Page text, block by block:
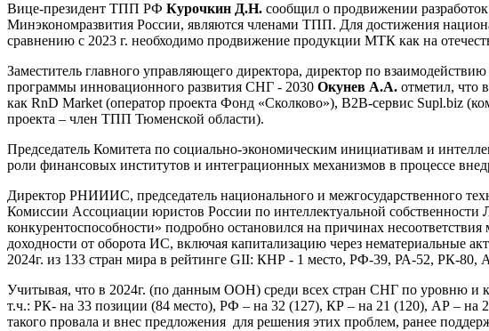
Вице-президент ТПП РФ Курочкин Д.Н. сообщил о продвижении
Минэкономразвития России, являются членами ТПП. Для достижения
сравнению с 2023 г. необходимо продвижение продукции МТК как на
Заместитель главного управляющего директора, директор по
программы инновационного развития СНГ - 2030 Окунев А.А. отметил, что
как RnD Market (оператор проекта Фонд «Сколково»), B2B-сервис Supl.biz
проекта – член ТПП Тюменской области).
Председатель Комитета по социально-экономическим инициативам и
роли финансовых институтов и интеграционных механизмов в процессе
Директор РНИИИС, председатель национального и межгосударственного
Комиссии Ассоциации юристов России по интеллектуальной собственности
конкурентоспособности» подробно остановился на причинах
доходности от оборота ИС, включая капитализацию через нематериальные
2024г. из 133 стран мира в рейтинге GII: КНР - 1 место, РФ-39, РА-52, РК-
Учитывая, что в 2024г. (по данным ООН) среди всех стран СНГ по уровню и
т.ч.: РК- на 33 позиции (84 место), РФ – на 32 (127), КР – на 21 (120), АР –
такого провала и внес предложения для решения этих проблем, ранее